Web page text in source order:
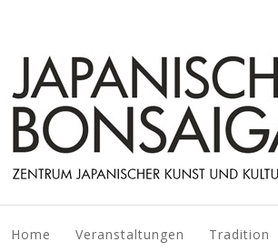
Home Veranstaltungen Tradition